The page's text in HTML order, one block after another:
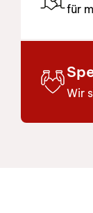
für
Wir